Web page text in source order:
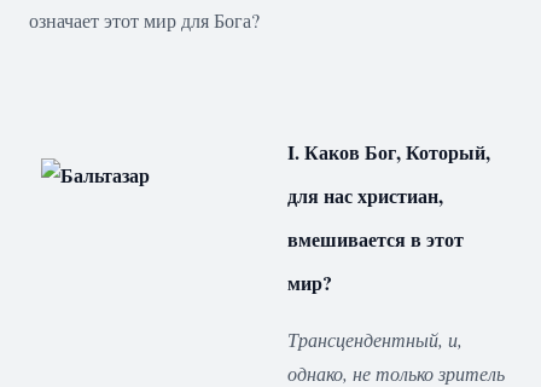
означает этот мир для Бога?
I. Каков Бог, Который,
для нас христиан,
вмешивается в этот
мир?
Трансцендентный, и,
однако, не только зритель